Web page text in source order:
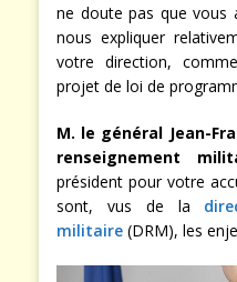
ne doute pas que vous
nous expliquer
votre direction,
projet de loi de
M. le général Jean-
renseignement
président pour votre
sont, vus de la
militaire (DRM), les